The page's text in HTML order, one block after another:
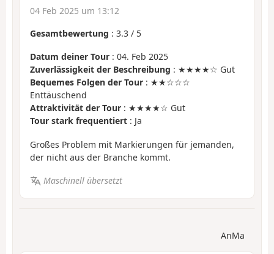
04 Feb 2025 um 13:12
Gesamtbewertung : 3.3 / 5
Datum deiner Tour : 04. Feb 2025
Zuverlässigkeit der Beschreibung : ★★★★☆ Gut
Bequemes Folgen der Tour : ★★☆☆☆
Enttäuschend
Attraktivität der Tour : ★★★★☆ Gut
Tour stark frequentiert : Ja
Großes Problem mit Markierungen für jemanden,
der nicht aus der Branche kommt.
Maschinell übersetzt
AnMa